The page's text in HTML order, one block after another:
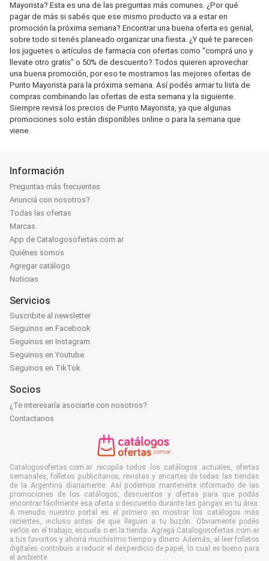
Mayorista? Esta es una de las preguntas más comunes. ¿Por qué
pagar de más si sabés que ese mismo producto va a estar en
promoción la próxima semana? Encontrar una buena oferta es genial,
sobre todo si tenés planeado organizar una fiesta. ¿Y qué te parecen
los juguetes o artículos de farmacia con ofertas como “comprá uno y
llevate otro gratis” o 50% de descuento? Todos quieren aprovechar
una buena promoción, por eso te mostramos las mejores ofertas de
Punto Mayorista para la próxima semana. Así podés armar tu lista de
compras combinando las ofertas de esta semana y la siguiente.
Siempre revisá los precios de Punto Mayorista, ya que algunas
promociones solo están disponibles online o para la semana que
viene.
Información
Preguntas más frecuentes
Anunciá con nosotros?
Todas las ofertas
Marcas
App de Catalogosofertas.com.ar
Quiénes somos
Agregar catálogo
Noticias
Servicios
Suscribite al newsletter
Seguinos en Facebook
Seguinos en Instagram
Seguinos en Youtube
Seguinos en TikTok
Socios
¿Te interesaría asociarte con nosotros?
Contactanos
Catalogosofertas.com.ar recopila todos los catálogos actuales, ofertas
semanales, folletos publicitarios, revistas y encartes de todas las tiendas
de la Argentina diariamente. Así podemos mantenerte informado de las
promociones de los catálogos, descuentos y ofertas para que podás
encontrar fácilmente esa oferta o descuento durante las gangas en tu área.
A menudo nuestro portal es el primero en mostrar los catálogos más
recientes, incluso antes de que lleguen a tu buzón. Obviamente podés
verlos en el trabajo, escuela o en la tienda. Agregá Catalogosofertas.com.ar
a tus favoritos y ahorrá muchísimo tiempo y dinero. Además, al leer folletos
digitales contribuís a reducir el desperdicio de papel, lo cual es bueno para
el ambiente.